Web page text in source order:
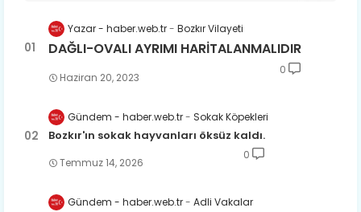
Yazar - haber.web.tr Bozkır Vilayeti
DAĞLI-OVALI AYRIMI HARİTALANMALIDIR
Haziran 20, 2023
0
Gündem - haber.web.tr Sokak Köpekleri
Bozkır'ın sokak hayvanları öksüz kaldı.
Temmuz 14, 2026
0
Gündem - haber.web.tr Adli Vakalar